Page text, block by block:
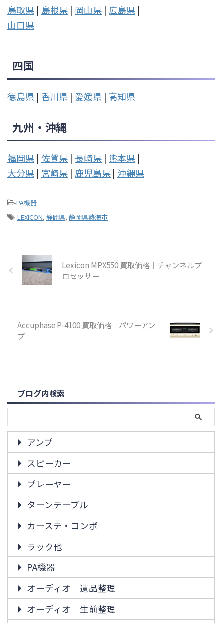
鳥取県 | 島根県 | 岡山県 | 広島県 |
山口県
四国
徳島県 | 香川県 | 愛媛県 | 高知県
九州・沖縄
福岡県 | 佐賀県 | 長崎県 | 熊本県 |
大分県 | 宮崎県 | 鹿児島県 | 沖縄県
-PA機器
-LEXICON, 静岡県, 静岡県熱海市
Lexicon MPX550 買取価格｜チャンネルプ
ロセッサー
Accuphase P-4100 買取価格｜パワーアン
プ
ブログ内検索
アンプ
スピーカー
プレーヤー
ターンテーブル
カーステ・コンポ
ラック他
PA機器
オーディオ 遺品整理
オーディオ 生前整理